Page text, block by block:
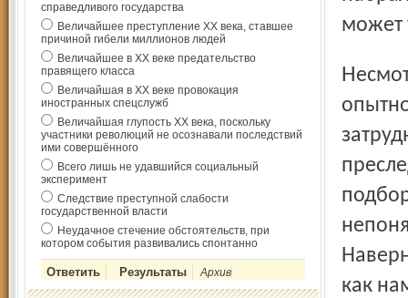
справедливого государства
Величайшее преступление ХХ века, ставшее
причиной гибели миллионов людей
Величайшее в ХХ веке предательство
правящего класса
Величайшая в ХХ веке провокация
иностранных спецслужб
Величайшая глупость ХХ века, поскольку
участники революций не осознавали последствий
ими совершённого
Всего лишь не удавшийся социальный
эксперимент
Следствие преступной слабости
государственной власти
Неудачное стечение обстоятельств, при
котором события развивались спонтанно
Архив
может
Несмотря на проведенную предсезонную подготовку и
как